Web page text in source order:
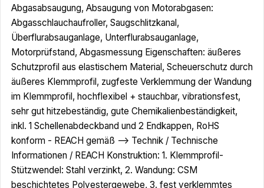
Abgasabsaugung, Absaugung von Motorabgasen:
Abgasschlauchaufroller, Saugschlitzkanal,
Überflurabsauganlage, Unterflurabsauganlage,
Motorprüfstand, Abgasmessung Eigenschaften: äußeres
Schutzprofil aus elastischem Material, Scheuerschutz durch
äußeres Klemmprofil, zugfeste Verklemmung der Wandung
im Klemmprofil, hochflexibel + stauchbar, vibrationsfest,
sehr gut hitzebeständig, gute Chemikalienbeständigkeit,
inkl. 1 Schellenabdeckband und 2 Endkappen, RoHS
konform - REACH gemäß --> Technik / Technische
Informationen / REACH Konstruktion: 1. Klemmprofil-
Stützwendel: Stahl verzinkt, 2. Wandung: CSM
beschichtetes Polyestergewebe, 3. fest verklemmtes